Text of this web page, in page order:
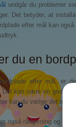
undgår du problemer
Det betyder, at
efter mål kan
du en
efter mål, er
Det kan være en god
kan du vælge det
også rådgivning og